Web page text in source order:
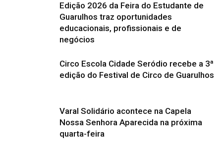
Edição 2026 da Feira do Estudante de
Guarulhos traz oportunidades
educacionais, profissionais e de
negócios
Circo Escola Cidade Seródio recebe a 3ª
edição do Festival de Circo de Guarulhos
Varal Solidário acontece na Capela
Nossa Senhora Aparecida na próxima
quarta-feira